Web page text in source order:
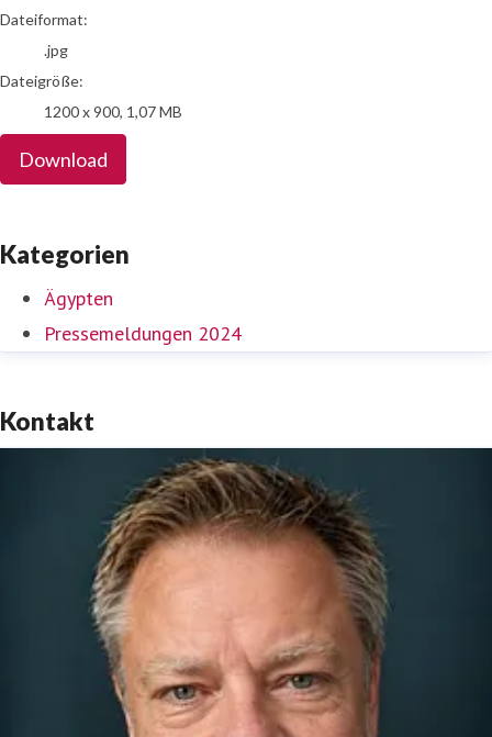
Dateiformat:
.jpg
Dateigröße:
1200 x 900, 1,07 MB
Download
Kategorien
Ägypten
Pressemeldungen 2024
Kontakt